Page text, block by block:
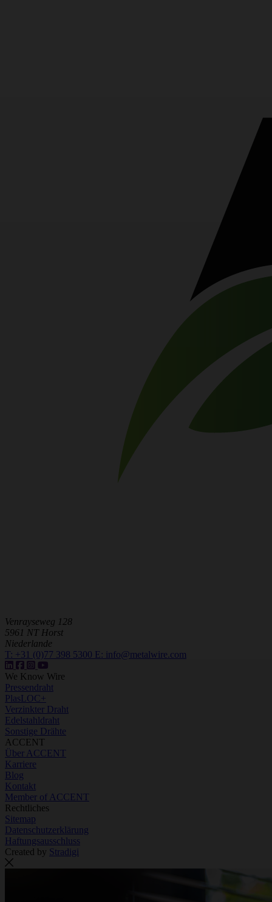
Venrayseweg 128
5961 NT Horst
Niederlande
T: +31 (0)77 398 5300 E: info@metalwire.com
We Know Wire
Pressendraht
PlasLOC+
Verzinkter Draht
Edelstahldraht
Sonstige Drähte
ACCENT
Über ACCENT
Karriere
Blog
Kontakt
Member of ACCENT
Rechtliches
Sitemap
Datenschutzerklärung
Haftungsausschluss
Created by Stradigi